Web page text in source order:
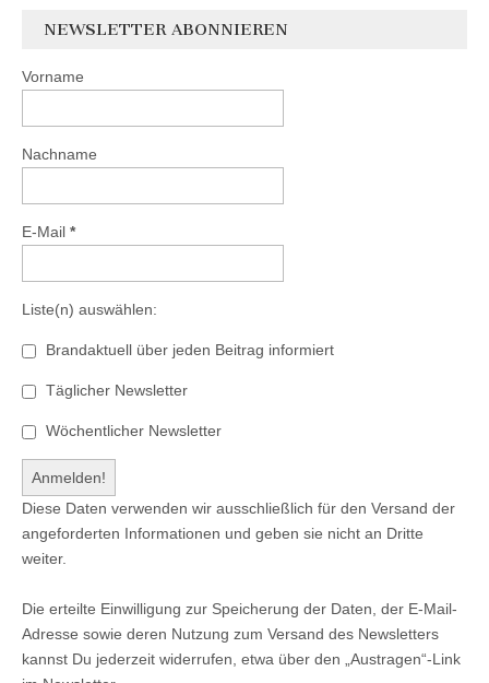
NEWSLETTER ABONNIEREN
Vorname
Nachname
E-Mail *
Liste(n) auswählen:
Brandaktuell über jeden Beitrag informiert
Täglicher Newsletter
Wöchentlicher Newsletter
Diese Daten verwenden wir ausschließlich für den Versand der
angeforderten Informationen und geben sie nicht an Dritte
weiter.
Die erteilte Einwilligung zur Speicherung der Daten, der E-Mail-
Adresse sowie deren Nutzung zum Versand des Newsletters
kannst Du jederzeit widerrufen, etwa über den „Austragen“-Link